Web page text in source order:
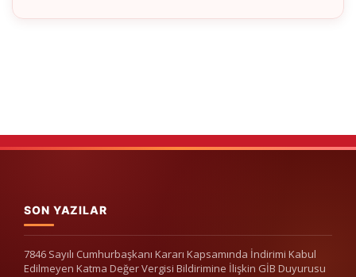
SON YAZILAR
7846 Sayılı Cumhurbaşkanı Kararı Kapsamında İndirimi Kabul
Edilmeyen Katma Değer Vergisi Bildirimine İlişkin GİB Duyurusu